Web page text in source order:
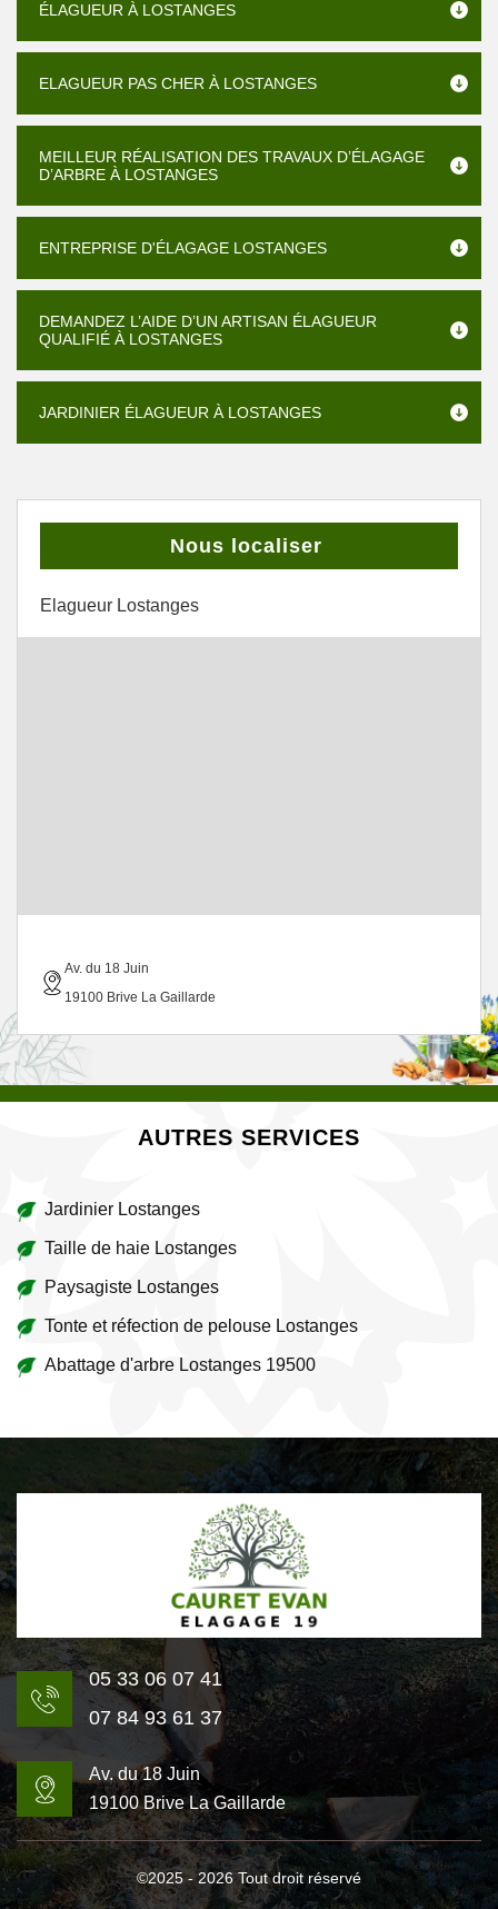
ÉLAGUEUR À LOSTANGES
ELAGUEUR PAS CHER À LOSTANGES
MEILLEUR RÉALISATION DES TRAVAUX D’ÉLAGAGE
D’ARBRE À LOSTANGES
ENTREPRISE D'ÉLAGAGE LOSTANGES
DEMANDEZ L’AIDE D’UN ARTISAN ÉLAGUEUR
QUALIFIÉ À LOSTANGES
JARDINIER ÉLAGUEUR À LOSTANGES
Nous localiser
Elagueur Lostanges
Av. du 18 Juin
19100 Brive La Gaillarde
AUTRES SERVICES
Jardinier Lostanges
Taille de haie Lostanges
Paysagiste Lostanges
Tonte et réfection de pelouse Lostanges
Abattage d'arbre Lostanges 19500
05 33 06 07 41
07 84 93 61 37
Av. du 18 Juin
19100 Brive La Gaillarde
©2025 - 2026 Tout droit réservé